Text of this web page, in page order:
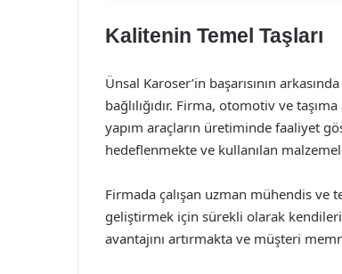
Kalitenin Temel Taşları
Ünsal Karoser’in başarısının
bağlılığıdır. Firma, otomotiv ve
yapım araçların üretiminde faaliyet
hedeflenmekte ve kullanılan
Firmada çalışan uzman mühendis
geliştirmek için sürekli olarak
avantajını artırmakta ve müşteri